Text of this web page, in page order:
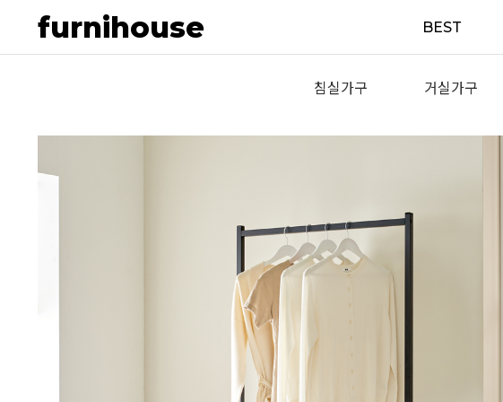
furnihouse BEST
침실가구 거실가구